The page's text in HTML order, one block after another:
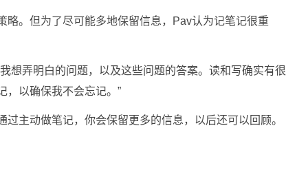
略。但为了尽可能多地保留信息，Pav认为记笔记很重
想弄明白的问题，以及这些问题的答案。读和写确实有很
，以确保我不会忘记。”
主动做笔记，你会保留更多的信息，以后还可以回顾。